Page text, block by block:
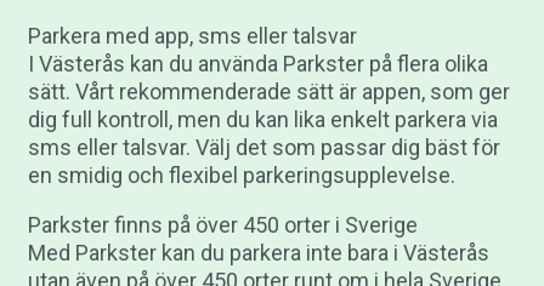
Parkera med app, sms eller talsvar
I Västerås kan du använda Parkster på flera olika
sätt. Vårt rekommenderade sätt är appen, som ger
dig full kontroll, men du kan lika enkelt parkera via
sms eller talsvar. Välj det som passar dig bäst för
en smidig och flexibel parkeringsupplevelse.
Parkster finns på över 450 orter i Sverige
Med Parkster kan du parkera inte bara i Västerås
utan även på över 450 orter runt om i hela Sverige